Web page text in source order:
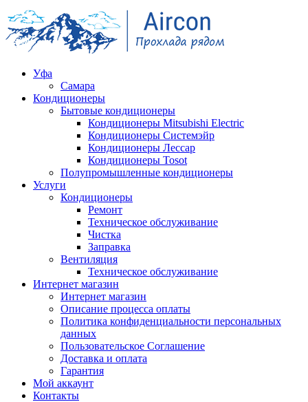
Уфа
Самара
Кондиционеры
Бытовые кондиционеры
Кондиционеры Mitsubishi Electric
Кондиционеры Системэйр
Кондиционеры Лессар
Кондиционеры Tosot
Полупромышленные кондиционеры
Услуги
Кондиционеры
Ремонт
Техническое обслуживание
Чистка
Заправка
Вентиляция
Техническое обслуживание
Интернет магазин
Интернет магазин
Описание процесса оплаты
Политика конфиденциальности персональных
данных
Пользовательское Соглашение
Доставка и оплата
Гарантия
Мой аккаунт
Контакты